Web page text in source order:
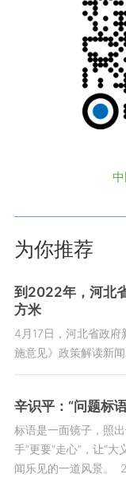
为你推荐
到2022年，河北
方米
4月17日，河北省政
施意见》政策解读新闻
辛识平：“问题标
标语是一面镜子，照
手”更要“走心”，让“
闻乐见的一道风景。